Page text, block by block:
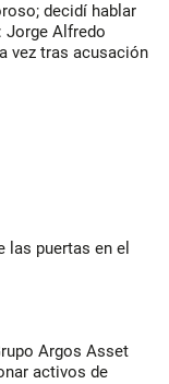
decidí hablar
Jorge Alfredo
vez tras acusación
las puertas en el
Argos Asset
activos de